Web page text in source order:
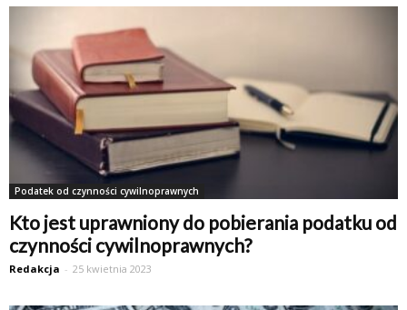
Podatek od czynności cywilnoprawnych
Kto jest uprawniony do pobierania podatku od
czynności cywilnoprawnych?
Redakcja - 25 kwietnia 2023